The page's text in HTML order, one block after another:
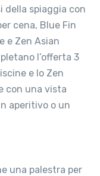
della spiaggia con
cena, Blue Fin
e Zen Asian
l’offerta 3
e lo Zen
con una vista
aperitivo o un
una palestra per